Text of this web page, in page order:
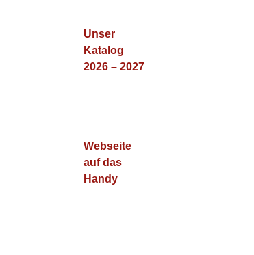
Unser
Katalog
2026 – 2027
Webseite
auf das
Handy